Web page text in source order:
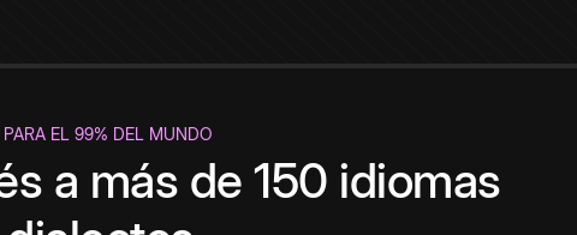
EL 99% DEL MUNDO
a más de 150 idiomas